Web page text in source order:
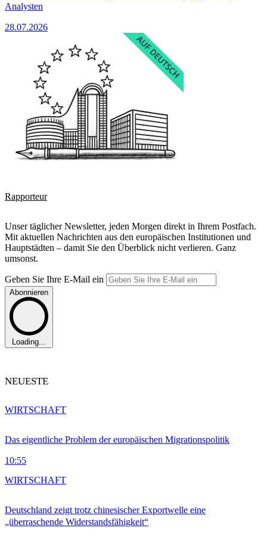
Analysten
28.07.2026
Rapporteur
Unser täglicher Newsletter, jeden Morgen direkt in Ihrem Postfach.
Mit aktuellen Nachrichten aus den europäischen Institutionen und
Hauptstädten – damit Sie den Überblick nicht verlieren. Ganz
umsonst.
Geben Sie Ihre E-Mail ein
Abonnieren
Loading...
NEUESTE
Das eigentliche Problem der europäischen Migrationspolitik
10:55
WIRTSCHAFT
Deutschland zeigt trotz chinesischer Exportwelle eine
„überraschende Widerstandsfähigkeit“
WIRTSCHAFT